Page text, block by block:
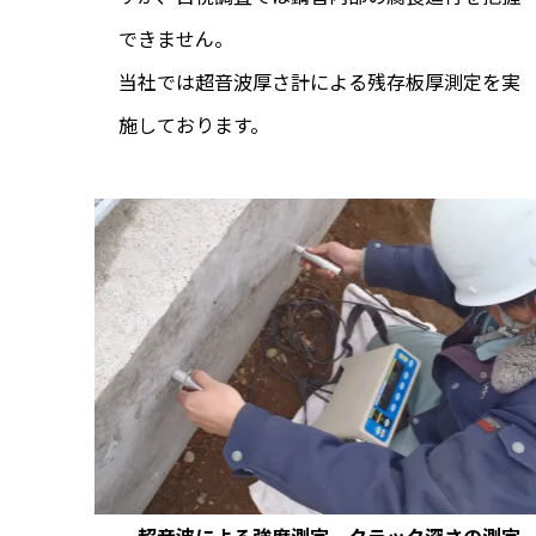
できません。
当社では超音波厚さ計による残存板厚測定を実
施しております。